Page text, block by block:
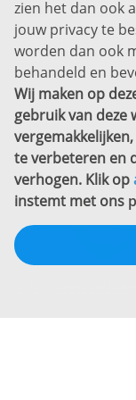
Privacyverklaring
Sitemap
Copyright
Bekijk ook
zien het dan ook
jouw privacy te
worden dan ook
behandeld en
Wij maken op
gebruik van deze
te verbeteren en
verhogen. Klik op
instemt met ons